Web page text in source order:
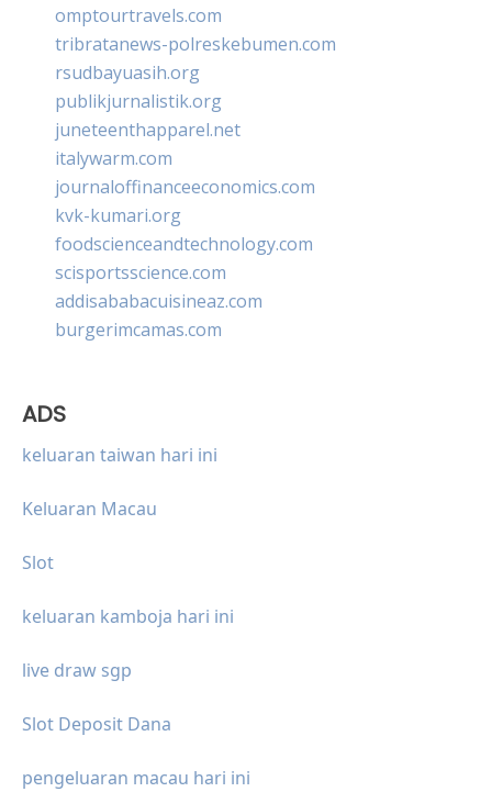
omptourtravels.com
tribratanews-polreskebumen.com
rsudbayuasih.org
publikjurnalistik.org
juneteenthapparel.net
italywarm.com
journaloffinanceeconomics.com
kvk-kumari.org
foodscienceandtechnology.com
scisportsscience.com
addisababacuisineaz.com
burgerimcamas.com
ADS
keluaran taiwan hari ini
Keluaran Macau
Slot
keluaran kamboja hari ini
live draw sgp
Slot Deposit Dana
pengeluaran macau hari ini